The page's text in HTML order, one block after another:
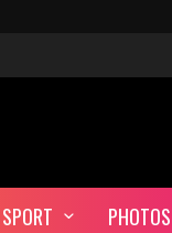
SPORT PHOTOS